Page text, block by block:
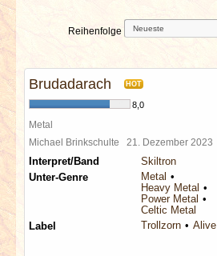
VERLOSUNGEN
SPECIALS
REDAKTION
LINKS
ARCHIV
Reihenfolge
Brudadarach HOT
8,0
Metal
Michael Brinkschulte 21. Dezember 2023
Interpret/Band
Skiltron
Unter-Genre
Metal
Heavy Metal
Power Metal
Celtic Metal
Label
Trollzorn Alive